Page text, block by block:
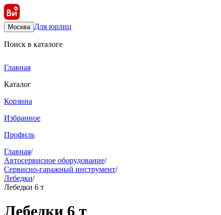
Москва Для юрлиц
Поиск в каталоге
Главная
Каталог
Корзина
Избранное
Профиль
Главная/
Автосервисное оборудование/
Сервисно-гаражный инструмент/
Лебедки/
Лебедки 6 т
Лебедки 6 т